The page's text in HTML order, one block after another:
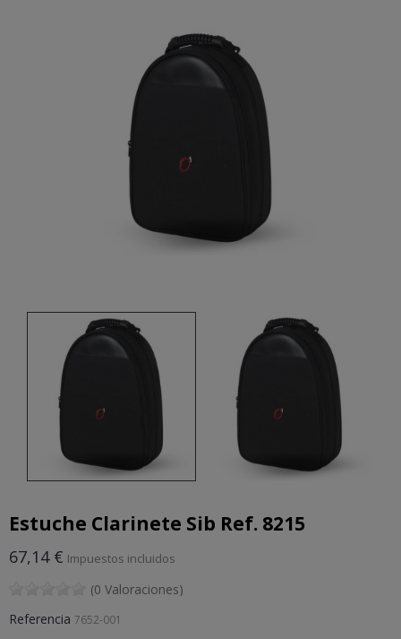
Estuche Clarinete Sib Ref. 8215
67,14 € Impuestos incluidos
(0 Valoraciones)
Referencia 7652-001